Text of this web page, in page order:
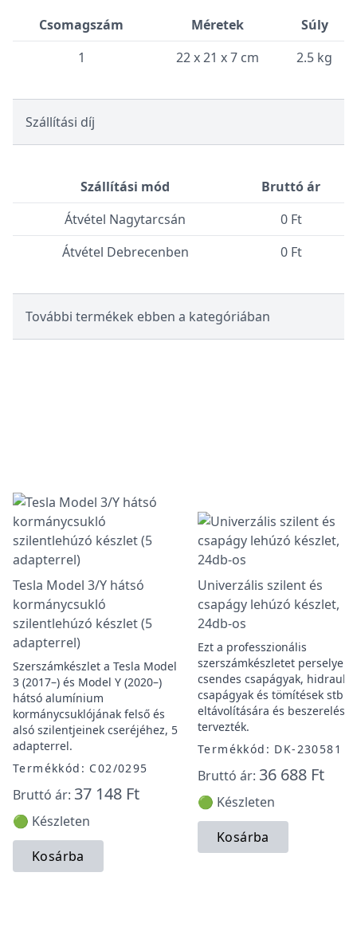
Csomagszám Méretek
Súly
1
22 x 21 x 7 cm 2.5 kg
Szállítási díj
Szállítási mód
Bruttó ár
Átvétel Nagytarcsán
0 Ft
Átvétel Debrecenben
0 Ft
További termékek ebben a kategóriában
Tesla Model 3/Y hátsó
kormánycsukló
szilentlehúzó készlet (5
adapterrel)
Szerszámkészlet a Tesla Model
3 (2017–) és Model Y (2020–)
hátsó alumínium
kormánycsuklójának felső és
alsó szilentjeinek cseréjéhez, 5
adapterrel.
Termékkód: C02/0295
Bruttó ár: 37 148 Ft
🟢 Készleten
Kosárba
Univerzális szilent és
csapágy lehúzó készlet,
24db-os
Ezt a professzionális
szerszámkészletet perselyek,
csendes csapágyak,
csapágyak és tömítések stb.
eltávolítására és
tervezték.
Termékkód: DK-230581
Bruttó ár: 36 688 Ft
🟢 Készleten
Kosárba